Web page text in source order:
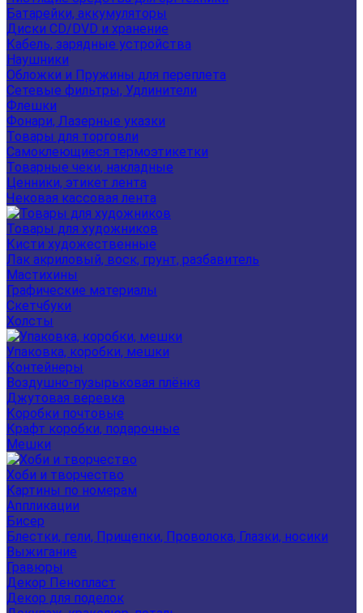
Батарейки, аккумуляторы
Диски CD/DVD и хранение
Кабель, зарядные устройства
Наушники
Обложки и Пружины для переплета
Сетевые фильтры, Удлинители
Флешки
Фонари, Лазерные указки
Товары для торговли
Самоклеющиеся термоэтикетки
Товарные чеки, накладные
Ценники, этикет лента
Чековая кассовая лента
Товары для художников
Кисти художественные
Лак акриловый, воск, грунт, разбавитель
Мастихины
Графические материалы
Скетчбуки
Холсты
Упаковка, коробки, мешки
Контейнеры
Воздушно-пузырьковая плёнка
Джутовая веревка
Коробки почтовые
Крафт коробки, подарочные
Мешки
Хоби и творчество
Картины по номерам
Аппликации
Бисер
Блестки, гели, Прищепки, Проволока, Глазки, носики
Выжигание
Гравюры
Декор Пенопласт
Декор для поделок